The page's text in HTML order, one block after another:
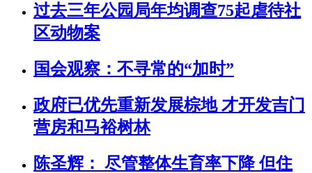
过去三年公园局年均调查75起虐待社
区动物案
国会观察：不寻常的“加时”
政府已优先重新发展棕地 才开发吉门
营房和马裕树林
陈圣辉： 尽管整体生育率下降 但住